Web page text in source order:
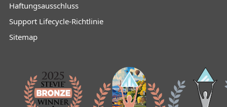
Haftungsausschluss
Support Lifecycle-Richtlinie
Sitemap